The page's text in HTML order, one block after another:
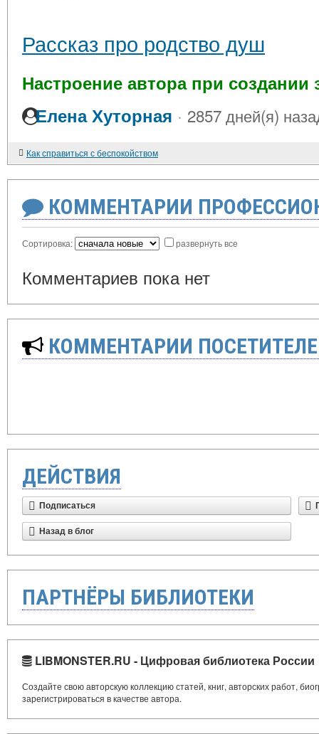
Рассказ про родство душ
Настроение автора при создании
Елена Хуторная · 2857 дней(я)
Как справиться с беспокойством
КОММЕНТАРИИ
Сортировка: развернуть все
Комментариев пока нет
КОММЕНТАРИИ
ДЕЙСТВИЯ
Подписаться
Назад в блог
ПАРТНЁРЫ БИБЛИОТЕКИ
LIBMONSTER.RU - Цифровая библиотека России
Создайте свою авторскую коллекцию статей, книг, авторских работ,
зарегистрироваться в качестве автора.